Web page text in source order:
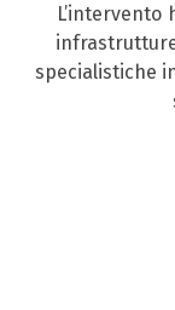
specialistiche